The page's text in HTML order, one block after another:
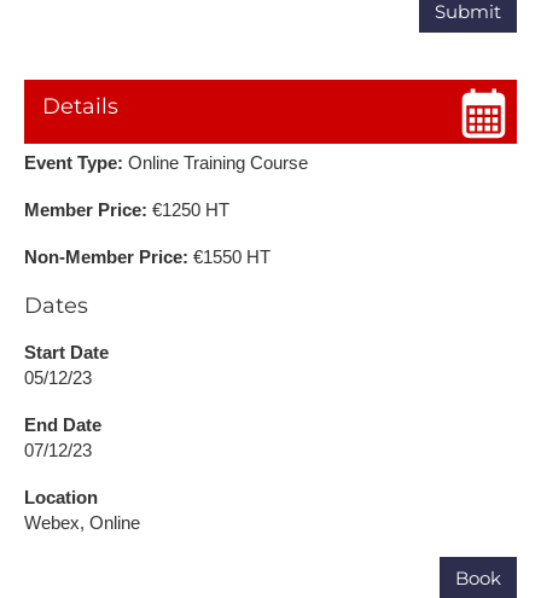
Details
Event Type: Online Training Course
Member Price: €1250 HT
Non-Member Price: €1550 HT
Dates
Start Date
05/12/23
End Date
07/12/23
Location
Webex, Online
Book